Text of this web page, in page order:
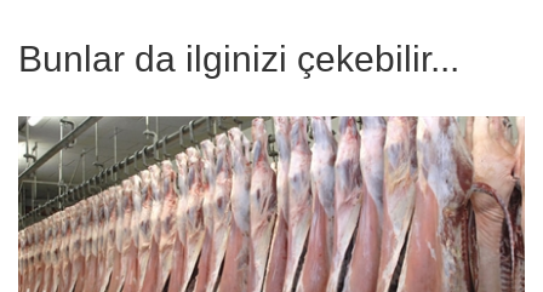
Bunlar da ilginizi çekebilir...